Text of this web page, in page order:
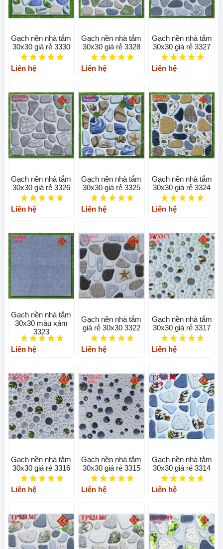
Gạch nền nhà tắm
30x30 giá rẻ 3330
Liên hệ
Gạch nền nhà tắm
30x30 giá rẻ 3328
Liên hệ
Gạch nền nhà tắm
30x30 giá rẻ 3327
Liên hệ
Gạch nền nhà tắm
30x30 giá rẻ 3326
Liên hệ
Gạch nền nhà tắm
30x30 giá rẻ 3325
Liên hệ
Gạch nền nhà tắm
30x30 giá rẻ 3324
Liên hệ
Gạch nền nhà tắm
30x30 màu xám
3323
Liên hệ
Gạch nền nhà tắm
giá rẻ 30x30 3322
Liên hệ
Gạch nền nhà tắm
30x30 giá rẻ 3317
Liên hệ
Gạch nền nhà tắm
30x30 giá rẻ 3316
Liên hệ
Gạch nền nhà tắm
30x30 giá rẻ 3315
Liên hệ
Gạch nền nhà tắm
30x30 giá rẻ 3314
Liên hệ